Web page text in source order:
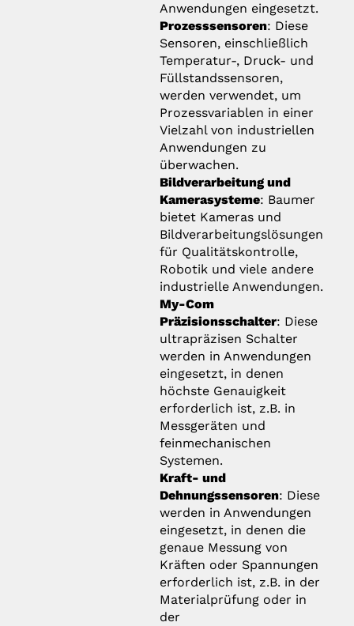
Anwendungen eingesetzt.
Prozesssensoren: Diese
Sensoren, einschließlich
Temperatur-, Druck- und
Füllstandssensoren,
werden verwendet, um
Prozessvariablen in einer
Vielzahl von industriellen
Anwendungen zu
überwachen.
Bildverarbeitung und
Kamerasysteme: Baumer
bietet Kameras und
Bildverarbeitungslösungen
für Qualitätskontrolle,
Robotik und viele andere
industrielle Anwendungen.
My-Com
Präzisionsschalter: Diese
ultrapräzisen Schalter
werden in Anwendungen
eingesetzt, in denen
höchste Genauigkeit
erforderlich ist, z.B. in
Messgeräten und
feinmechanischen
Systemen.
Kraft- und
Dehnungssensoren: Diese
werden in Anwendungen
eingesetzt, in denen die
genaue Messung von
Kräften oder Spannungen
erforderlich ist, z.B. in der
Materialprüfung oder in
der